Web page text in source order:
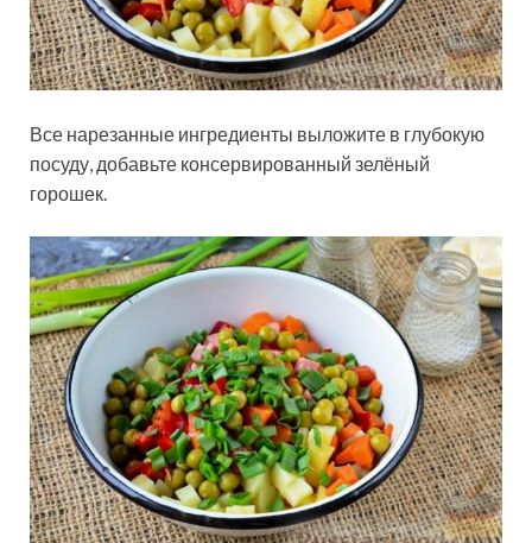
Все нарезанные ингредиенты выложите в глубокую
посуду, добавьте консервированный зелёный
горошек.